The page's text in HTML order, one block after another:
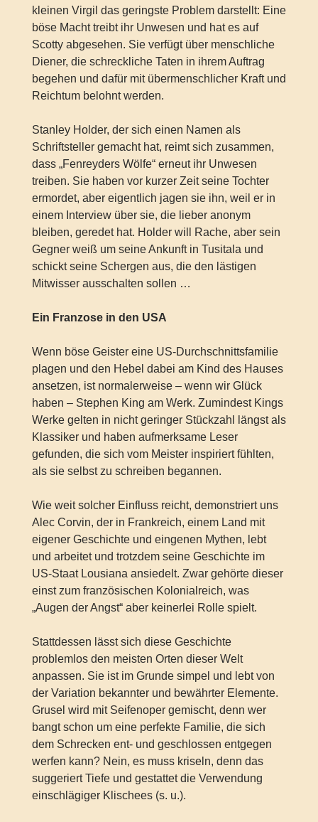
kleinen Virgil das geringste Problem darstellt: Eine
böse Macht treibt ihr Unwesen und hat es auf
Scotty abgesehen. Sie verfügt über menschliche
Diener, die schreckliche Taten in ihrem Auftrag
begehen und dafür mit übermenschlicher Kraft und
Reichtum belohnt werden.
Stanley Holder, der sich einen Namen als
Schriftsteller gemacht hat, reimt sich zusammen,
dass „Fenreyders Wölfe“ erneut ihr Unwesen
treiben. Sie haben vor kurzer Zeit seine Tochter
ermordet, aber eigentlich jagen sie ihn, weil er in
einem Interview über sie, die lieber anonym
bleiben, geredet hat. Holder will Rache, aber sein
Gegner weiß um seine Ankunft in Tusitala und
schickt seine Schergen aus, die den lästigen
Mitwisser ausschalten sollen …
Ein Franzose in den USA
Wenn böse Geister eine US-Durchschnittsfamilie
plagen und den Hebel dabei am Kind des Hauses
ansetzen, ist normalerweise – wenn wir Glück
haben – Stephen King am Werk. Zumindest Kings
Werke gelten in nicht geringer Stückzahl längst als
Klassiker und haben aufmerksame Leser
gefunden, die sich vom Meister inspiriert fühlten,
als sie selbst zu schreiben begannen.
Wie weit solcher Einfluss reicht, demonstriert uns
Alec Corvin, der in Frankreich, einem Land mit
eigener Geschichte und eingenen Mythen, lebt
und arbeitet und trotzdem seine Geschichte im
US-Staat Lousiana ansiedelt. Zwar gehörte dieser
einst zum französischen Kolonialreich, was
„Augen der Angst“ aber keinerlei Rolle spielt.
Stattdessen lässt sich diese Geschichte
problemlos den meisten Orten dieser Welt
anpassen. Sie ist im Grunde simpel und lebt von
der Variation bekannter und bewährter Elemente.
Grusel wird mit Seifenoper gemischt, denn wer
bangt schon um eine perfekte Familie, die sich
dem Schrecken ent- und geschlossen entgegen
werfen kann? Nein, es muss kriseln, denn das
suggeriert Tiefe und gestattet die Verwendung
einschlägiger Klischees (s. u.).